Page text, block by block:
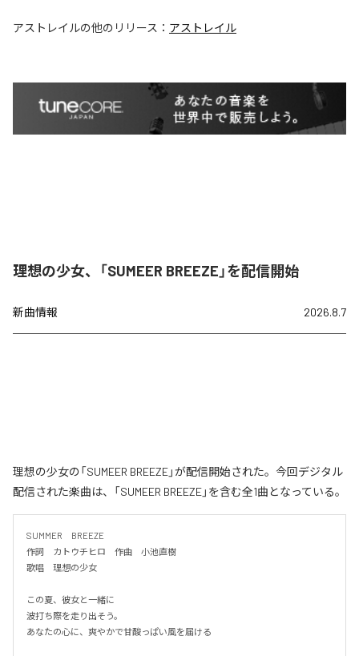
アストレイルの他のリリース： アストレイル
理想の少女、「SUMEER BREEZE」を配信開始
新曲情報 2026.8.7
理想の少女の「SUMEER BREEZE」が配信開始された。今回デジタル
配信された楽曲は、「SUMEER BREEZE」を含む全1曲となっている。
SUMMER　BREEZE
作詞　カトウチヒロ　作曲　小池直樹
歌唱　理想の少女
この夏、彼女と一緒に
波打ち際を走り出そう。
あなたの心に、爽やかで甘酸っぱい風を届ける